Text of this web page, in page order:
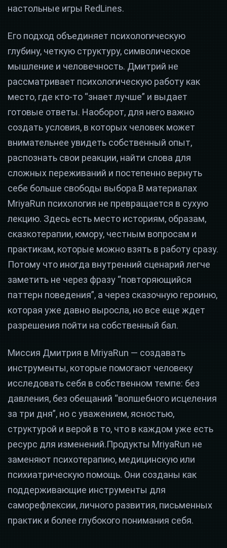
настольные игры RedLines.
Его подход объединяет психологическую
глубину, четкую структуру, символическое
мышление и человечность. Дмитрий не
рассматривает психологическую работу как
место, где кто-то “знает лучше” и выдает
готовые ответы. Наоборот, для него важно
создать условия, в которых человек может
внимательнее увидеть собственный опыт,
распознать свои реакции, найти слова для
сложных переживаний и постепенно вернуть
себе больше свободы выбора.В материалах
MriyaRun психология не превращается в сухую
лекцию. Здесь есть место историям, образам,
сказкотерапии, юмору, честным вопросам и
практикам, которые можно взять в работу сразу.
Потому что иногда внутренний сценарий легче
заметить не через фразу “повторяющийся
паттерн поведения”, а через сказочную героиню,
которая уже давно выросла, но все еще ждет
разрешения пойти на собственный бал.
Миссия Дмитрия в MriyaRun — создавать
инструменты, которые помогают человеку
исследовать себя в собственном темпе: без
давления, без обещаний “волшебного исцеления
за три дня”, но с уважением, ясностью,
структурой и верой в то, что в каждом уже есть
ресурс для изменений.Продукты MriyaRun не
заменяют психотерапию, медицинскую или
психиатрическую помощь. Они созданы как
поддерживающие инструменты для
саморефлексии, личного развития, письменных
практик и более глубокого понимания себя.